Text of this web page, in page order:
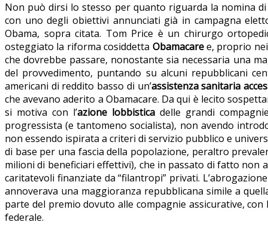
Non può dirsi lo stesso per quanto riguarda la nomina
con uno degli obiettivi annunciati già in campagna
Obama, sopra citata. Tom Price è un chirurgo
osteggiato la riforma cosiddetta Obamacaree, proprio
che dovrebbe passare, nonostante sia necessaria una
del provvedimento, puntando su alcuni repubblicani
americani di reddito basso di un’assistenza sanitaria
che avevano aderito a Obamacare. Da qui è lecito
si motiva con l’azione lobbistica delle grandi
progressista (e tantomeno socialista), non avendo
non essendo ispirata a criteri di servizio pubblico e
di base per una fascia della popolazione, peraltro
milioni di beneficiari effettivi), che in passato di fatto non
caritatevoli finanziate da “filantropi” privati.
annoverava una maggioranza repubblicana simile a
parte del premio dovuto alle compagnie assicurative,
federale.